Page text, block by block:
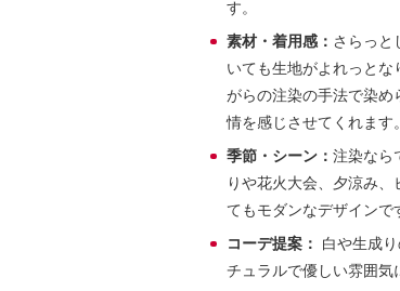
す。
素材・着用感： さらっと
いても生地がよれっと
がらの注染の手法で染
情を感じさせてくれます。
季節・シーン：注染なら
りや花火大会、夕涼み
てもモダンなデザインで
コーデ提案：
白や生成
チュラルで優しい雰囲気